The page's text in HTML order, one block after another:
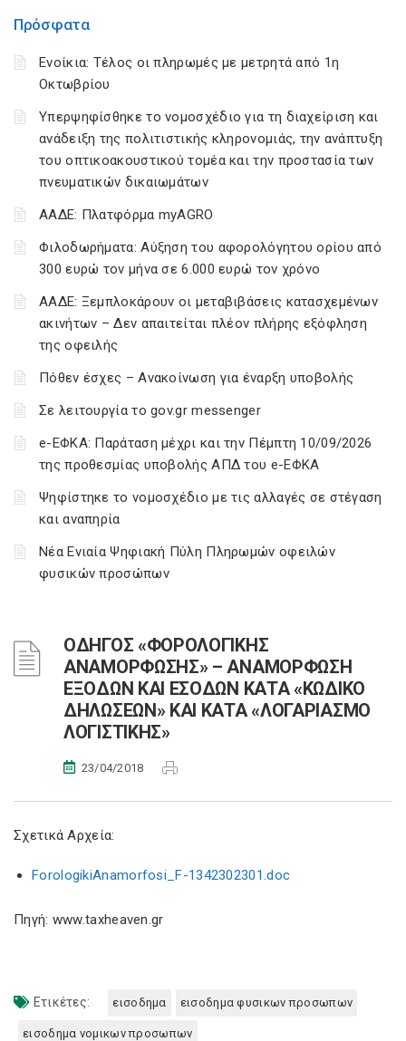
Πρόσφατα
Ενοίκια: Τέλος οι πληρωμές με μετρητά από 1η
Οκτωβρίου
Υπερψηφίσθηκε το νομοσχέδιο για τη διαχείριση και
ανάδειξη της πολιτιστικής κληρονομιάς, την ανάπτυξη
του οπτικοακουστικού τομέα και την προστασία των
πνευματικών δικαιωμάτων
ΑΑΔΕ: Πλατφόρμα myAGRO
Φιλοδωρήματα: Αύξηση του αφορολόγητου ορίου από
300 ευρώ τον μήνα σε 6.000 ευρώ τον χρόνο
ΑΑΔΕ: Ξεμπλοκάρουν οι μεταβιβάσεις κατασχεμένων
ακινήτων – Δεν απαιτείται πλέον πλήρης εξόφληση
της οφειλής
Πόθεν έσχες – Ανακοίνωση για έναρξη υποβολής
Σε λειτουργία το gov.gr messenger
e-ΕΦΚΑ: Παράταση μέχρι και την Πέμπτη 10/09/2026
της προθεσμίας υποβολής ΑΠΔ του e-ΕΦΚΑ
Ψηφίστηκε το νομοσχέδιο με τις αλλαγές σε στέγαση
και αναπηρία
Νέα Ενιαία Ψηφιακή Πύλη Πληρωμών οφειλών
φυσικών προσώπων
ΟΔΗΓΟΣ «ΦΟΡΟΛΟΓΙΚΗΣ
ΑΝΑΜΟΡΦΩΣΗΣ» – ΑΝΑΜΟΡΦΩΣΗ
ΕΞΟΔΩΝ ΚΑΙ ΕΣΟΔΩΝ ΚΑΤΑ «ΚΩΔΙΚΟ
ΔΗΛΩΣΕΩΝ» ΚΑΙ ΚΑΤΑ «ΛΟΓΑΡΙΑΣΜΟ
ΛΟΓΙΣΤΙΚΗΣ»
23/04/2018
Σχετικά Αρχεία:
ForologikiAnamorfosi_F-1342302301.doc
Πηγή: www.taxheaven.gr
Ετικέτες: εισοδημα εισοδημα φυσικων προσωπων
εισοδημα νομικων προσωπων